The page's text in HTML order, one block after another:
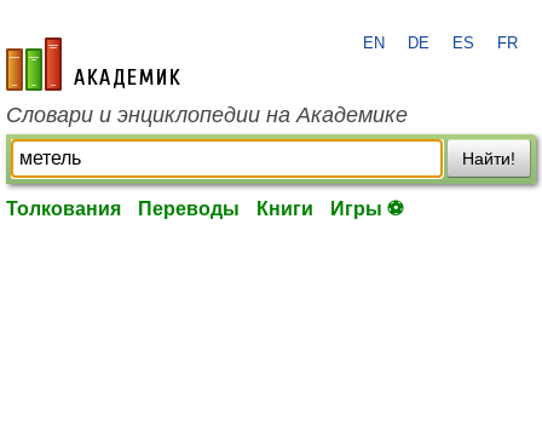
academic.ru
EN DE ES FR
Словари и энциклопедии на Академике
Найти!
Толкования Переводы Книги Игры ⚽